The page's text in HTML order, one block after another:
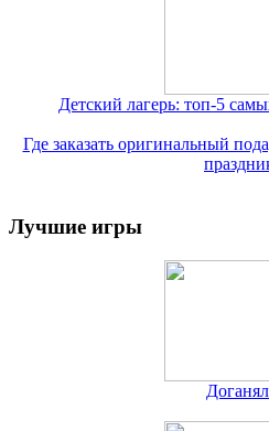
Детский лагерь: топ-5
Где заказать оригинальный
Лучшие игры